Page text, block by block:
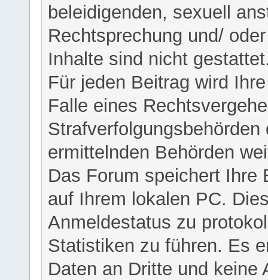
beleidigenden, sexuell
Rechtsprechung und/
Inhalte sind nicht
Für jeden Beitrag wird
Falle eines
ermittelnden Behörden
Das Forum speichert Ihre
auf Ihrem lokalen PC.
Anmeldestatus zu
Statistiken zu führen. Es
Daten an Dritte und keine